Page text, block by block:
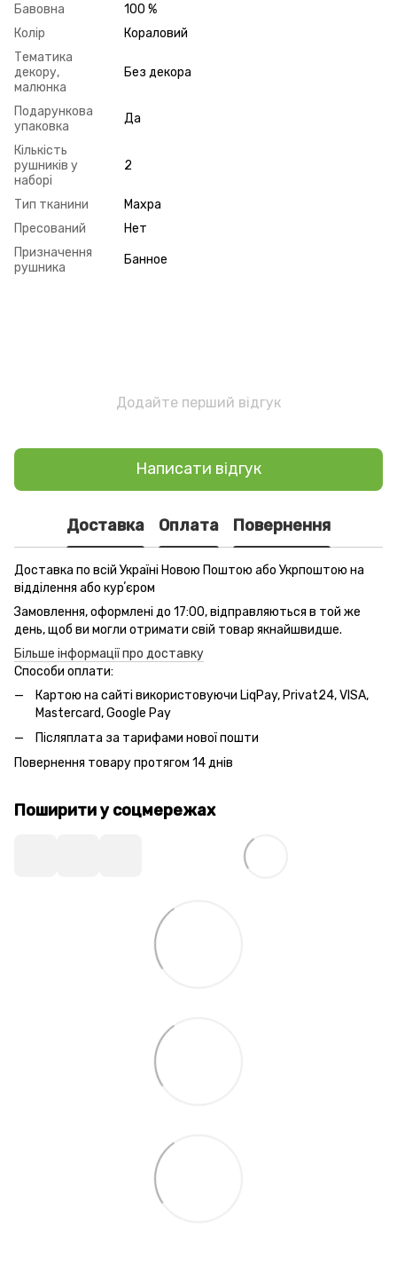
Бавовна
100 %
Колір
Кораловий
Тематика
декору,
малюнка
Без декора
Подарункова
упаковка
Да
Кількість
рушників у
наборі
2
Тип тканини
Махра
Пресований
Нет
Призначення
рушника
Банное
Додайте перший відгук
Написати відгук
Доставка Оплата Повернення
Доставка по всій Україні Новою Поштою або Укрпоштою на
відділення або курʼєром
Замовлення, оформлені до 17:00, відправляються в той же
день, щоб ви могли отримати свій товар якнайшвидше.
Більше інформації про доставку
Способи оплати:
Картою на сайті використовуючи LiqPay, Privat24, VISA,
Mastercard, Google Pay
Післяплата за тарифами нової пошти
Повернення товару протягом 14 днів
Поширити у соцмережах